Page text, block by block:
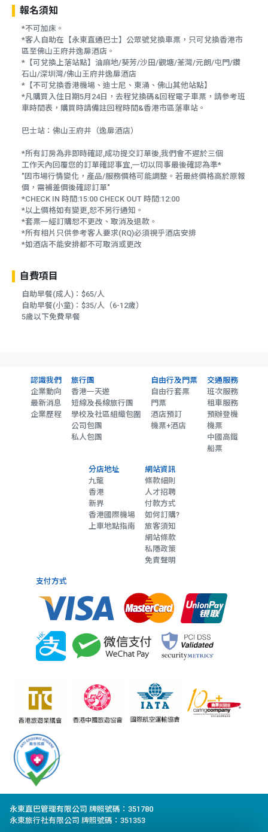
報名須知
*不可加床。
*客人自助在【永東直通巴士】公眾號兌換車票，只可兌換香港市
區至佛山王府井逸扉酒店。
*【可兌換上落站點】油麻地/葵芳/沙田/觀塘/荃灣/元朗/屯門/鑽
石山/深圳灣/佛山王府井逸扉酒店
*【不可兌換香港機場、迪士尼、東涌、佛山其他站點】
*凡購買入住日期5月24日，去程兌換碼&回程電子車票，請參考班
車時間表，購買時請備註回程時間&香港市區落車站。
巴士站：佛山王府井（逸扉酒店）
*所有訂房為非即時確認,成功提交訂單後,我們會不遲於三個
工作天內回覆您的訂單確認事宜,一切以同事最後確認為準*
"因市場行情變化，產品/服務價格可能調整。若最終價格高於原報
價，需補差價後確認訂單"
*CHECK IN 時間:15:00 CHECK OUT 時間:12:00
*以上價格如有變更,恕不另行通知。
*套票一經訂購恕不更改、取消及退款。
*所有相片只供參考客人要求(RQ)必須視乎酒店安排
*如酒店不能安排都不可取消或更改
自費項目
自助早餐(成人)：$65/人
自助早餐(小童)：$35/人（6-12歲）
5歲以下免費早餐
認識我們
企業動向
最新消息
企業歷程
旅行團
香港一天遊
短線及長線旅行團
學校及社區組織包圍
公司包團
私人包團
自由行及門票
自由行套票
門票
酒店預訂
機票+酒店
交通服務
班次服務
租車服務
預辦登機
機票
中國高鐵
船票
分店地址
九龍
香港
新界
香港國際機場
上車地點指南
網站資訊
條款細則
人才招聘
付款方式
如何訂購?
旅客須知
網站條款
私隱政策
免責聲明
支付方式
永東直巴管理有限公司 牌照號碼：351780
永東旅行社有限公司 牌照號碼：351353